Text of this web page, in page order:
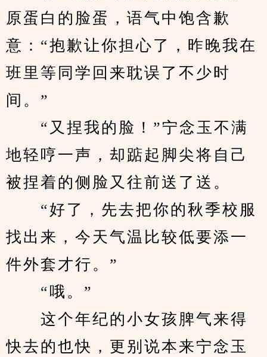
原蛋白的脸蛋，语气中饱含歉
意：“抱歉让你担心了，昨晚我在
班里等同学回来耽误了不少时
间。”
“又捏我的脸！”宁念玉不满
地轻哼一声，却踮起脚尖将自己
被捏着的侧脸又往前送了送。
“好了，先去把你的秋季校服
找出来，今天气温比较低要添一
件外套才行。”
“哦。”
这个年纪的小女孩脾气来得
快去的也快，更别说本来宁念玉